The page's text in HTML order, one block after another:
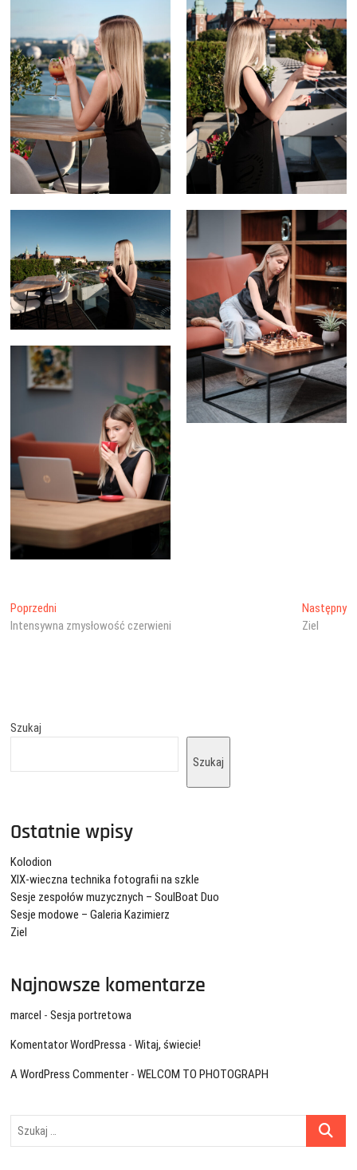
Nawigacja
wpisu
Poprzedni
wpis:
Intensywna zmysłowość czerwieni
Następny
Ziel
Szukaj
Szukaj
Ostatnie wpisy
Kolodion
XIX-wieczna technika fotografii na szkle
Sesje zespołów muzycznych – SoulBoat Duo
Sesje modowe – Galeria Kazimierz
Ziel
Najnowsze komentarze
marcel -Sesja portretowa
Komentator WordPressa -Witaj, świecie!
A WordPress Commenter -WELCOM TO PHOTOGRAPH
Szukaj